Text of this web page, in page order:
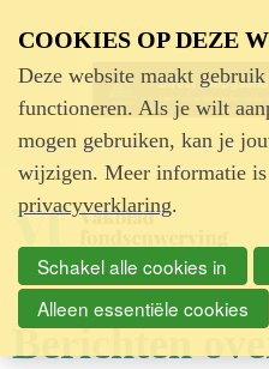
Advertentie
Berichten
COOKIES OP DEZE
Deze website maakt
functioneren. Als je wilt
mogen gebruiken, kan je
wijzigen. Meer informatie
privacyverklaring.
Schakel alle cookies in
Alleen essentiële cookies